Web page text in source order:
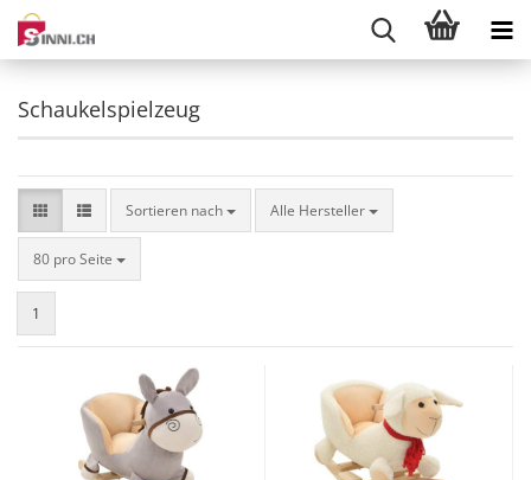
Schaukelspielzeug
Sortieren nach
Sortieren nach Alle Hersteller
80 pro Seite
pro Seite
1